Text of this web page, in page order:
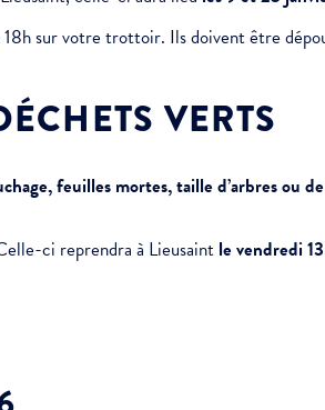
sur votre trottoir. Ils doivent être
VERTS
feuilles mortes, taille d’arbres ou
ci reprendra à Lieusaint levendredi